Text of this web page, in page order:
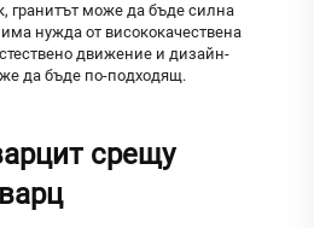
гранитът може да бъде силна
нужда от висококачествена
движение и дизайн-
да бъде по-подходящ.
срещу